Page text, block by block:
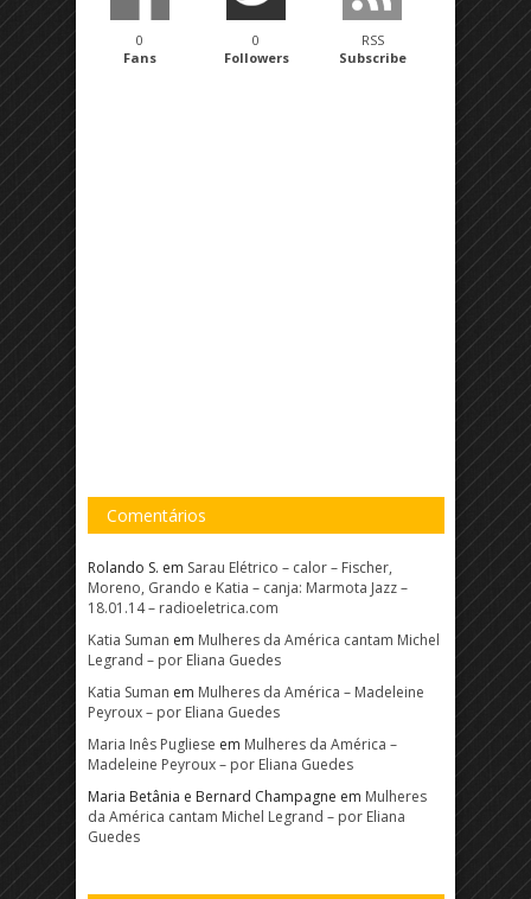
0
Fans
0
Followers
RSS
Subscribe
Comentários
Rolando S. em Sarau Elétrico – calor – Fischer,
Moreno, Grando e Katia – canja: Marmota Jazz –
18.01.14 – radioeletrica.com
Katia Suman em Mulheres da América cantam Michel
Legrand – por Eliana Guedes
Katia Suman em Mulheres da América – Madeleine
Peyroux – por Eliana Guedes
Maria Inês Pugliese em Mulheres da América –
Madeleine Peyroux – por Eliana Guedes
Maria Betânia e Bernard Champagne em Mulheres
da América cantam Michel Legrand – por Eliana
Guedes